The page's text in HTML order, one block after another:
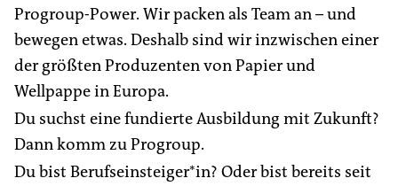
Progroup-Power. Wir packen als Team an – und
bewegen etwas. Deshalb sind wir inzwischen einer
der größten Produzenten von Papier und
Wellpappe in Europa.
Du suchst eine fundierte Ausbildung mit Zukunft?
Dann komm zu Progroup.
Du bist Berufseinsteiger*in? Oder bist bereits seit